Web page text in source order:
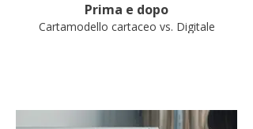
Prima e dopo
Cartamodello cartaceo vs. Digitale